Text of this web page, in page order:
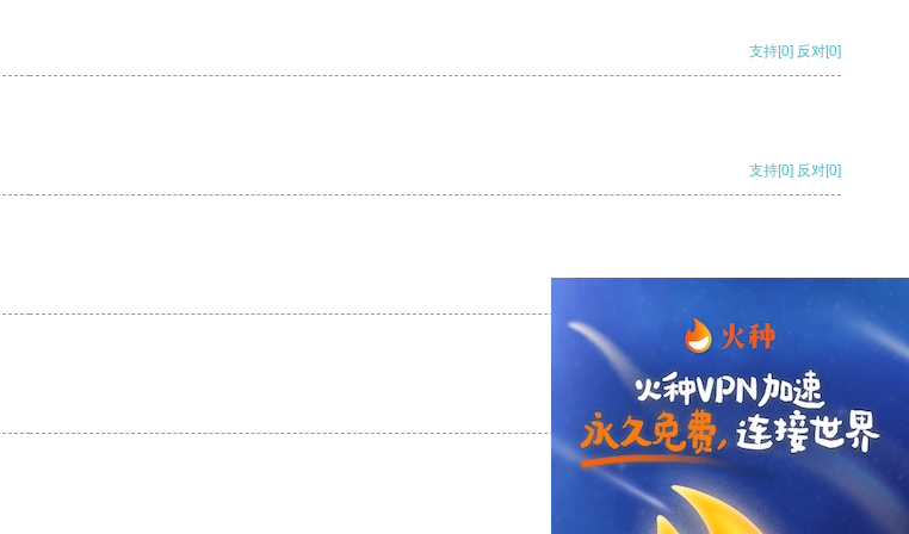
支持[0] 反对[0]
支持[0] 反对[0]
支持 [0] 反对[0]
支持